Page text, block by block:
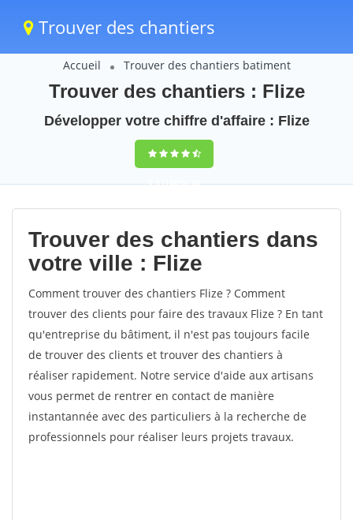
Trouver des chantiers
Accueil Trouver des chantiers batiment
Trouver des chantiers : Flize
Développer votre chiffre d'affaire : Flize
9,5(100%)38
votes
Trouver des chantiers dans
votre ville : Flize
Comment trouver des chantiers Flize ? Comment
trouver des clients pour faire des travaux Flize ? En tant
qu'entreprise du bâtiment, il n'est pas toujours facile
de trouver des clients et trouver des chantiers à
réaliser rapidement. Notre service d'aide aux artisans
vous permet de rentrer en contact de manière
instantannée avec des particuliers à la recherche de
professionnels pour réaliser leurs projets travaux.